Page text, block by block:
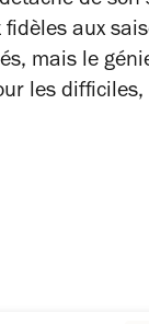
aux
mais le
les